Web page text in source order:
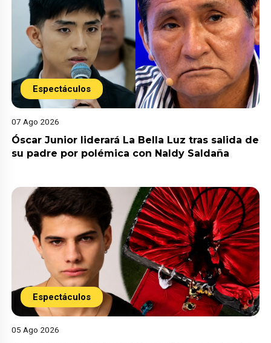
Espectáculos
07 Ago 2026
Óscar Junior liderará La Bella Luz tras salida de
su padre por polémica con Naldy Saldaña
Espectáculos
05 Ago 2026